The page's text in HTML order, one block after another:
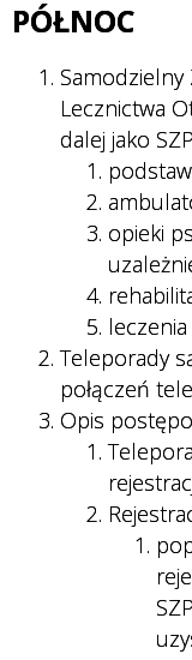
PÓŁNOC
Samodzielny
Lecznictwa
dalej jako
opieki
Teleporady
połączeń
Opis